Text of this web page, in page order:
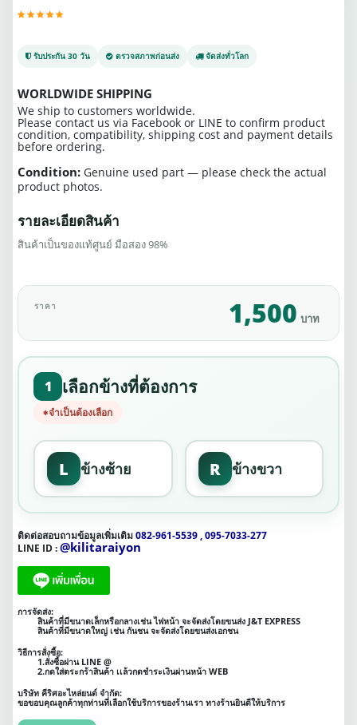
รับประกัน 30 วัน ตรวจสภาพก่อนส่ง จัดส่งทั่วโลก
WORLDWIDE SHIPPING
We ship to customers worldwide.
Please contact us via Facebook or LINE to confirm product
condition, compatibility, shipping cost and payment details
before ordering.
Condition: Genuine used part — please check the actual
product photos.
รายละเอียดสินค้า
สินค้าเป็นของแท้ศูนย์ มือสอง 98%
ราคา 1,500 บาท
1 เลือกข้างที่ต้องการ
จำเป็นต้องเลือก
L ข้างซ้าย R ข้างขวา
ติดต่อสอบถามข้อมูลเพิ่มเติม082-961-5539 , 095-7033-277
LINE ID :@kilitaraiyon
การจัดส่ง:
สินค้าที่มีขนาดเล็กหรือกลางเช่น ไฟหน้า จะจัดส่งโดยขนส่ง J&T EXPRESS
สินค้าที่มีขนาดใหญ่ เช่น กันชน จะจัดส่งโดยขนส่งเอกชน
วิธีการสั่งซื้อ:
1.สั่งซื้อผ่าน LINE @
2.กดใส่ตระกร้าสินค้า เเล้วกดชำระเงินผ่านหน้า WEB
บริษัท คีริศอะไหล่ยนต์ จำกัด:
ขอขอบคุณลูกค้าทุกท่านที่เลือกใช้บริการของร้านเรา ทางร้านยินดีให้บริการ